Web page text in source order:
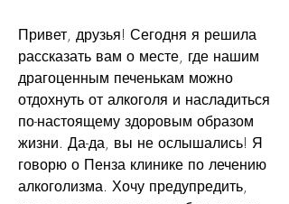
Привет, друзья! Сегодня я решила
рассказать вам о месте, где нашим
драгоценным печенькам можно
отдохнуть от алкоголя и насладиться
по-настоящему здоровым образом
жизни. Да-да, вы не ослышались! Я
говорю о Пенза клинике по лечению
алкоголизма. Хочу предупредить,